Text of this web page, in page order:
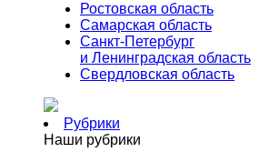
Ростовская область
Самарская область
Санкт-Петербург
и Ленинградская область
Свердловская область
Рубрики
Наши рубрики